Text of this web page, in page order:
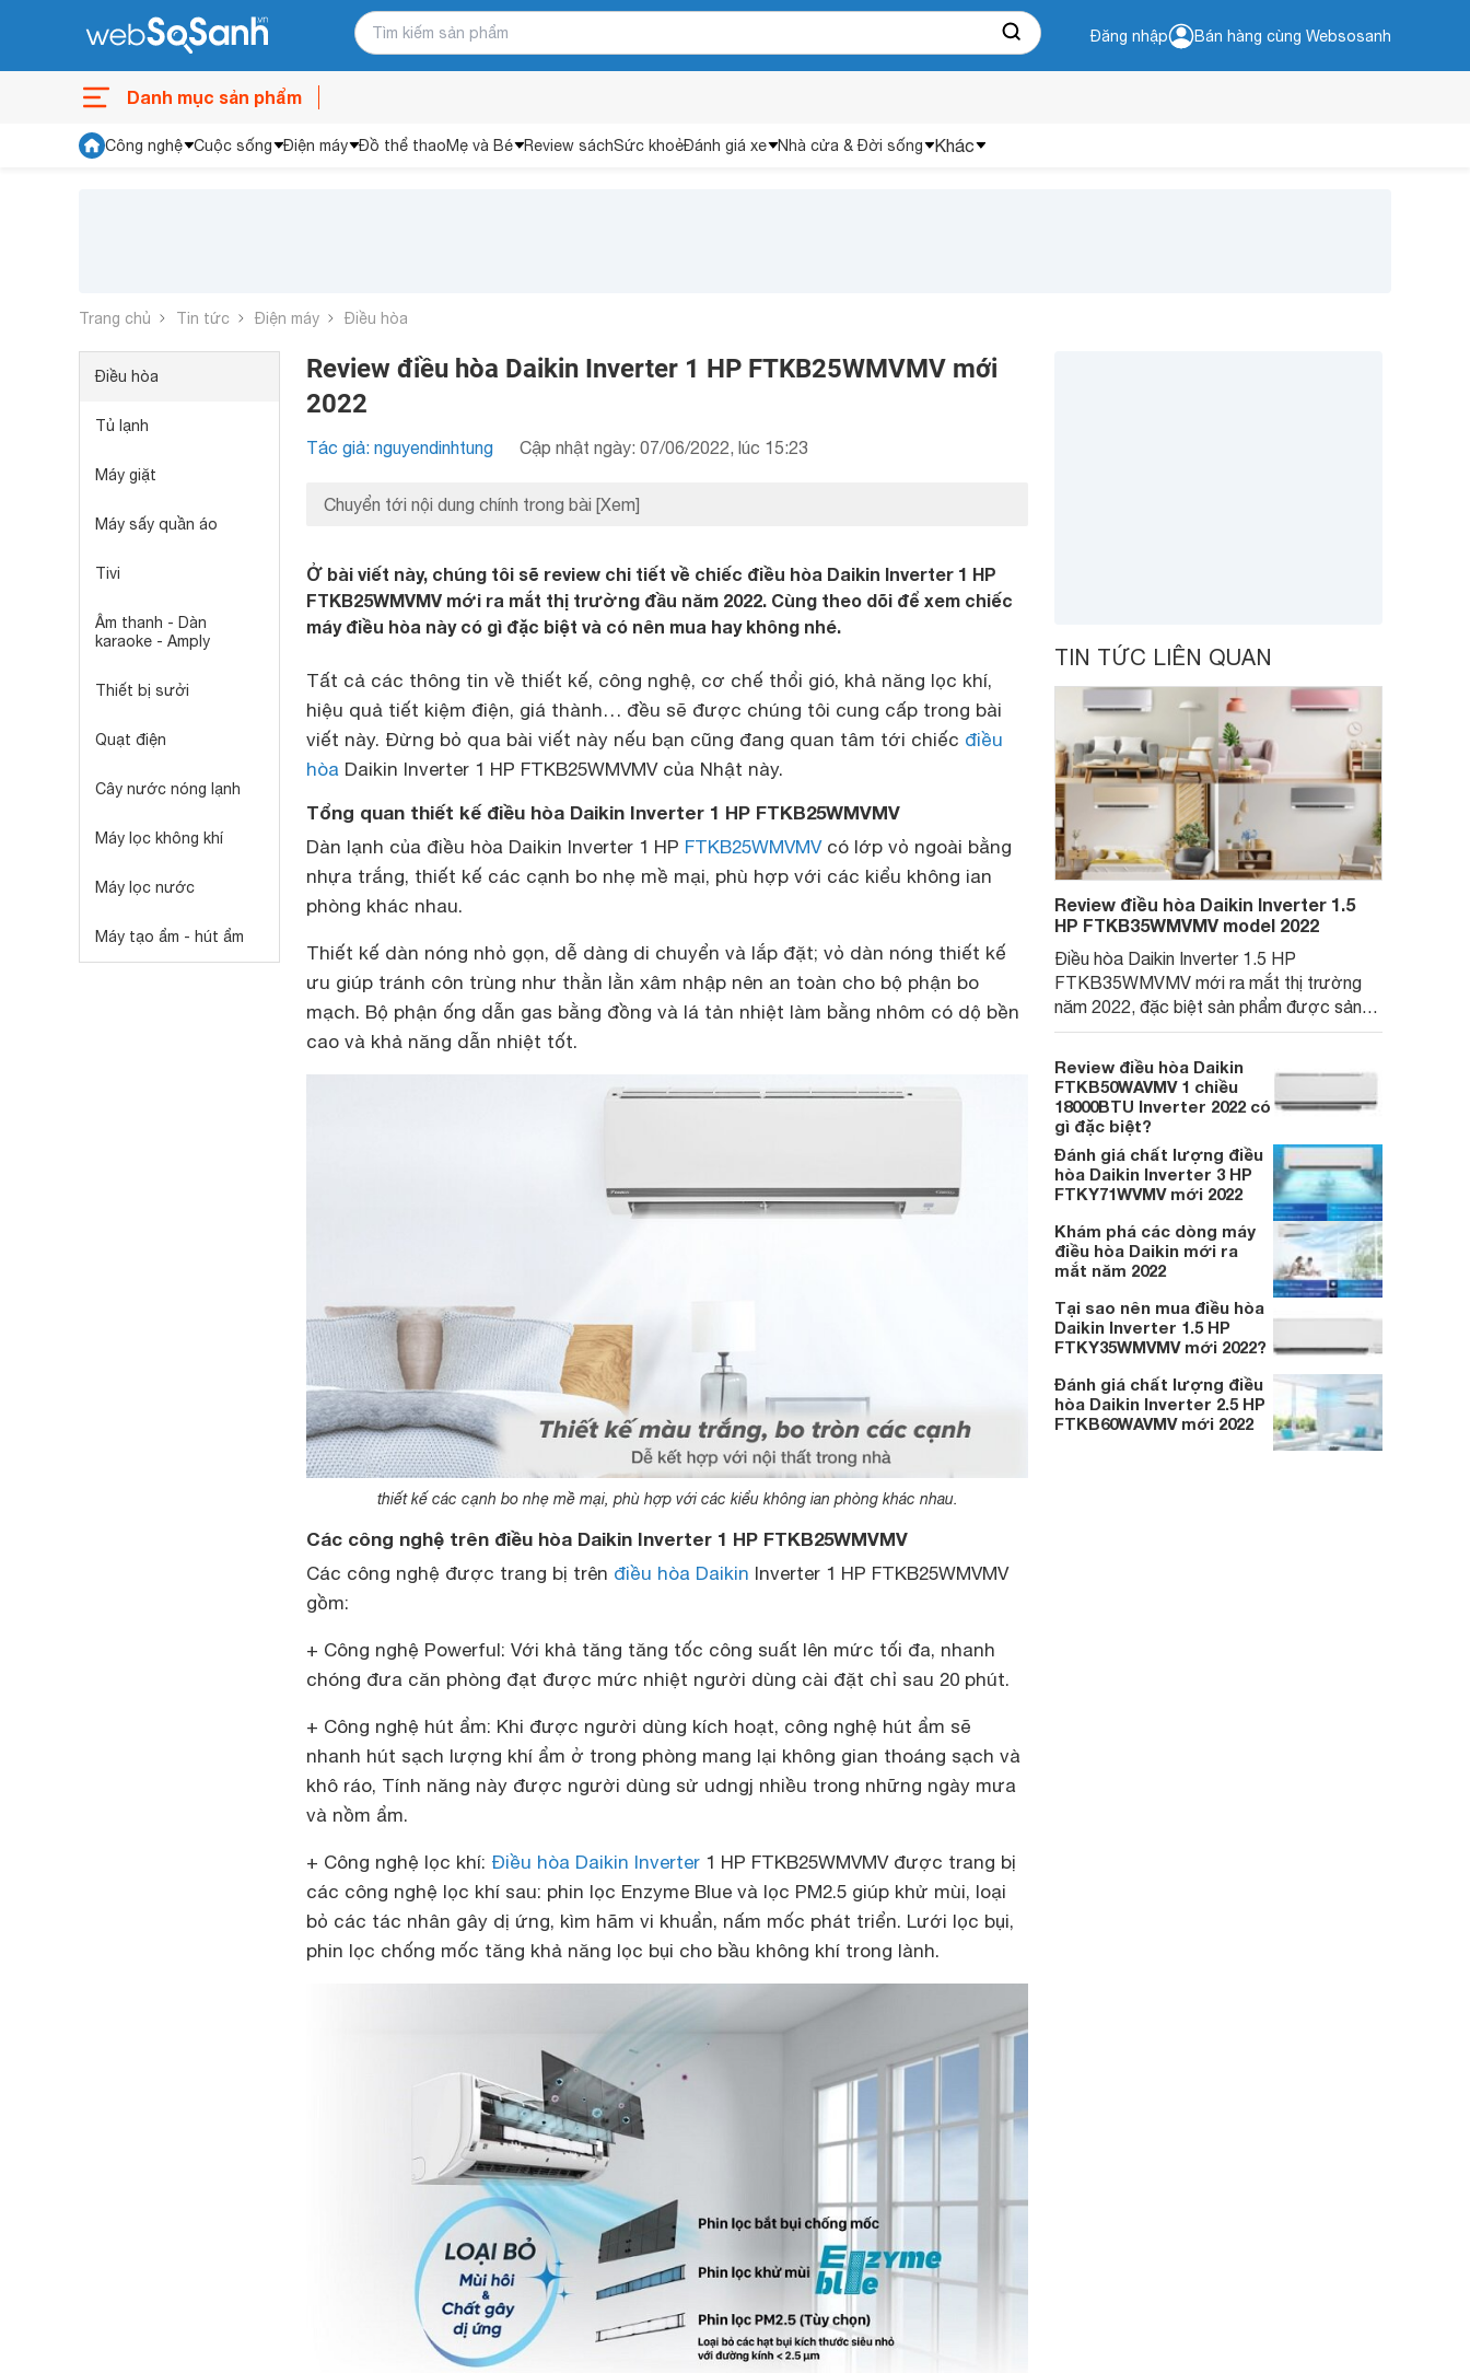
Đăng nhập Bán hàng cùng Websosanh
Danh mục sản phẩm
Công nghệ Cuộc sống Điện máy Đồ thể thaoMẹ và Bé Review sáchSức khoẻĐánh giá xe Nhà cửa & Đời sống Khác
Trang chủ Tin tức Điện máy Điều hòa
Điều hòa
Tủ lạnh
Máy giặt
Máy sấy quần áo
Tivi
Âm thanh - Dàn
karaoke - Amply
Thiết bị sưởi
Quạt điện
Cây nước nóng lạnh
Máy lọc không khí
Máy lọc nước
Máy tạo ẩm - hút ẩm
Review điều hòa Daikin Inverter 1 HP FTKB25WMVMV mới
2022
Tác giả: nguyendinhtung Cập nhật ngày: 07/06/2022, lúc 15:23
Chuyển tới nội dung chính trong bài [Xem]
Ở bài viết này, chúng tôi sẽ review chi tiết về chiếc điều hòa Daikin Inverter 1 HP
FTKB25WMVMV mới ra mắt thị trường đầu năm 2022. Cùng theo dõi để xem chiếc
máy điều hòa này có gì đặc biệt và có nên mua hay không nhé.
Tất cả các thông tin về thiết kế, công nghệ, cơ chế thổi gió, khả năng lọc khí,
hiệu quả tiết kiệm điện, giá thành… đều sẽ được chúng tôi cung cấp trong bài
viết này. Đừng bỏ qua bài viết này nếu bạn cũng đang quan tâm tới chiếc điều
hòa Daikin Inverter 1 HP FTKB25WMVMV của Nhật này.
Tổng quan thiết kế điều hòa Daikin Inverter 1 HP FTKB25WMVMV
Dàn lạnh của điều hòa Daikin Inverter 1 HP FTKB25WMVMVcó lớp vỏ ngoài bằng
nhựa trắng, thiết kế các cạnh bo nhẹ mề mại, phù hợp với các kiểu không ian
phòng khác nhau.
Thiết kế dàn nóng nhỏ gọn, dễ dàng di chuyển và lắp đặt; vỏ dàn nóng thiết kế
ưu giúp tránh côn trùng như thằn lằn xâm nhập nên an toàn cho bộ phận bo
mạch. Bộ phận ống dẫn gas bằng đồng và lá tản nhiệt làm bằng nhôm có dộ bền
cao và khả năng dẫn nhiệt tốt.
thiết kế các cạnh bo nhẹ mề mại, phù hợp với các kiểu không ian phòng khác nhau.
Các công nghệ trên điều hòa Daikin Inverter 1 HP FTKB25WMVMV
Các công nghệ được trang bị trên điều hòa Daikin Inverter 1 HP FTKB25WMVMV
gồm:
+ Công nghệ Powerful: Với khả tăng tăng tốc công suất lên mức tối đa, nhanh
chóng đưa căn phòng đạt được mức nhiệt người dùng cài đặt chỉ sau 20 phút.
+ Công nghệ hút ẩm: Khi được người dùng kích hoạt, công nghệ hút ẩm sẽ
nhanh hút sạch lượng khí ẩm ở trong phòng mang lại không gian thoáng sạch và
khô ráo, Tính năng này được người dùng sử udngj nhiều trong những ngày mưa
và nồm ẩm.
+ Công nghệ lọc khí: Điều hòa Daikin Inverter 1 HP FTKB25WMVMV được trang bị
các công nghệ lọc khí sau: phin lọc Enzyme Blue và lọc PM2.5 giúp khử mùi, loại
bỏ các tác nhân gây dị ứng, kìm hãm vi khuẩn, nấm mốc phát triển. Lưới lọc bụi,
phin lọc chống mốc tăng khả năng lọc bụi cho bầu không khí trong lành.
TIN TỨC LIÊN QUAN
Review điều hòa Daikin Inverter 1.5
HP FTKB35WMVMV model 2022
Điều hòa Daikin Inverter 1.5 HP
FTKB35WMVMV mới ra mắt thị trường
năm 2022, đặc biệt sản phẩm được sản
xuất tại Việt Nam và có tới 4 màu cho bạn
lựa chọn. Cùng đọc review chi tiết về
chiếc điều hòa Daikin này để biết có nên
mua không và nếu có thì tại sao nhé.
Review điều hòa Daikin
FTKB50WAVMV 1 chiều
18000BTU Inverter 2022 có
gì đặc biệt?
Đánh giá chất lượng điều
hòa Daikin Inverter 3 HP
FTKY71WVMV mới 2022
Khám phá các dòng máy
điều hòa Daikin mới ra
mắt năm 2022
Tại sao nên mua điều hòa
Daikin Inverter 1.5 HP
FTKY35WMVMV mới 2022?
Đánh giá chất lượng điều
hòa Daikin Inverter 2.5 HP
FTKB60WAVMV mới 2022